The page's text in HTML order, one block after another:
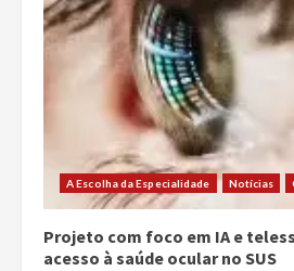
A Escolha da Especialidade Notícias
Projeto com foco em IA e
acesso à saúde ocular no SUS